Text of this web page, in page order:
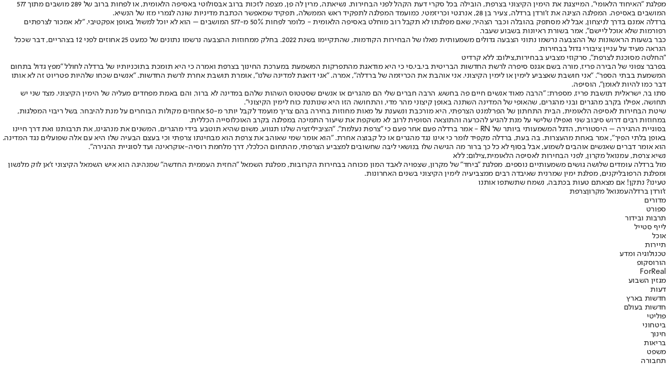
מפלגת "האיחוד הלאומי", המייצגת את הימין הקיצוני בצרפת, הובילה בכל סקרי דעת הקהל לפני הבחירות. נשיאתה, מרין לה פן, מצפה לזכות ברוב אבסולוטי באסיפה הלאומית, או לפחות ברוב של 289 מושבים מתוך 577
המושבים באסיפה. המפלגה הציגה את ז'ורדן ברדלה, צעיר בן 28, אנרגטי וכריזמטי, כמועמד המפלגה לתפקיד ראש הממשלה, תפקיד שמאפשר הכתבת מדיניות שונה לגמרי מזו של הנשיא.
ברדלה אמנם בדרך לניצחון, אבל לא מסתפק בהובלה וכבר הצהיר, שאם מפלגתו לא תקבל רוב מוחלט באסיפה הלאומית - כלומר לפחות 50% מ-577 המושבים – הוא לא יוכל למשול באופן אפקטיבי. "לא אמכור לצרפתים
רפורמות שלא אוכל ליישם", אמר בשורת ראיונות בשבוע שעבר.
כבר בשעות הראשונות של ההצבעה נרשמו נתוני הצבעה גדולים משמעותית מאלו של הבחירות הקודמות, שהתקיימו בשנת 2022. בחלק ממחוזות ההצבעה נרשמו נתונים של כמעט 25 אחוזים לפני 12 בצהריים, דבר שככל
הנראה מעיד על עניין ציבורי גדול בבחירות.
"החלטה מסוכנת לצרפת", סרקוזי מצביע בבחירות,צילום: ללא קרדיט
בפרבר צפוני של הבירה פריז, מורה בשם אגנס סיפרה לרשת החדשות הבריטית בי.בי.סי כי היא מודאגת מהתפרקות המשמעת במערכת החינוך בצרפת ואמרה כי היא תומכת בתוכניותיו של ברדלה לחולל "מפץ גדול בתחום
המשמעת בבתי הספר". "אני חושבת שאצביע לימין או לימין הקיצוני. אני אוהבת את הכריזמה של ברדלה", אמרה. "אני דואגת למדינה שלנו", אומרת תושבת אחרת לרשת החדשות. "אנשים שכחו שלהיות פטריוט זה לא אותו
דבר כמו להיות לאומן", הוסיפה.
סתו בר, ישראלית תושבת פריז, מספרת: "הרבה מאוד אנשים חיים פה בחשש. הרבה חברים שלי הם מהגרים או אנשים שסטטוס השהות שלהם במדינה לא ברור, והם באמת מפחדים מעליה של הימין הקיצוני. מצד שני יש
תחושה, אפילו בקרב מהגרים ובני מהגרים, שהאופי של המדינה השתנה באופן קיצוני מהר מדי, והתחושה הזו היא שנותנת כוח לימין הקיצוני".
שיטת הבחירות לאסיפה הלאומית, הבית התחתון של הפרלמנט הצרפתי, היא מורכבת ונשענת על מאות מחוזות בחירה בהם צריך מועמד לקבל יותר מ-50 אחוזים מקולות הבוחרים על מנת להיבחר. בשל ריבוי המפלגות,
במחוזות רבים דרוש סיבוב שני ואפילו שלישי על מנת להגיע להכרעה והתוצאה הסופית לרוב לא משקפת את שיעור התמיכה במפלגה בקרב האוכלוסייה הכללית.
בסוגיית ההגירה – היסטורית, הדגל המשמעותי ביותר של RN - אמר ברדלה פעם אחר פעם כי "צרפת נעלמת". "הציביליזציה שלנו תגווע, משום שהיא תוטבע בידי מהגרים, המשנים את מנהגינו, את תרבותנו ואת דרך חיינו
באופן בלתי הפיך", אמר באחת מהעצרות. בה בעת, ברדלה מקפיד לומר כי אינו נגד מהגרים או כל קבוצה אחרת. "הוא אומר שמי שאוהב את צרפת הוא מבחינתו צרפתי וכי בעצם הבעיה שלו היא עם אלה שפועלים נגד המדינה.
הוא אומר דברים שאנשים אוהבים לשמוע, אבל בסוף לא כל כך ברור מה הגישה שלו בנושאי ליבה שחשובים למצביע הצרפתי, מהתחום הכלכלי, דרך מלחמת רוסיה-אוקראינה ועד לסוגיית ההגירה".
נשיא צרפת, עמנואל מקרון, לפני הבחירות לאסיפה הלאומית,צילום: ללא
מול ברדלה עומדים שלושה גושים משמעותיים נוספים. מפלגת "ביחד" של מקרון, שצפויה לאבד המון מכוחה בבחירות הקרובות, מפלגת השמאל "החזית העממית החדשה" שמנהיגה הוא איש השמאל הקיצוני ז'אן לוק מלנשון
ומפלגת הרפובליקנים, מפלגת ימין שמרנית שאיבדה רבים ממצביעיה לימין הקיצוני בשנים האחרונות.
טעינו? נתקן! אם מצאתם טעות בכתבה, נשמח שתשתפו אותנו
ז'ורדן ברדלהעמנואל מקרוןצרפת
מדורים
ספורט
תרבות ובידור
לייף סטייל
אוכל
תיירות
טכנולוגיה ומדע
הורוסקופ
ForReal
מגזין השבוע
דעות
חדשות בארץ
חדשות בעולם
פוליטי
ביטחוני
חינוך
בריאות
משפט
תחבורה